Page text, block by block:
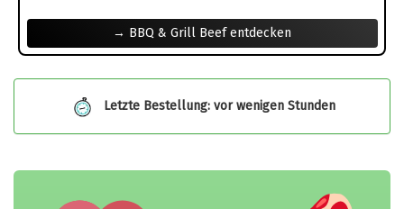
→ BBQ & Grill Beef entdecken
Letzte Bestellung: vor wenigen Stunden